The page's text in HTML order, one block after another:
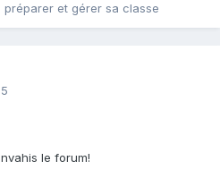
préparer et gérer sa classe
le forum!